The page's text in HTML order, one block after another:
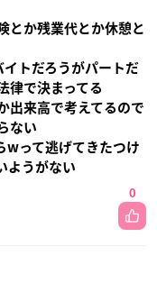
とか残業代とか休憩と
トだろうがパートだ
律で決まってる
出来高で考えてるので
ない
wって逃げてきたつけ
ようがない
0